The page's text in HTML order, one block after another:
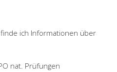
ich Informationen über
nat. Prüfungen